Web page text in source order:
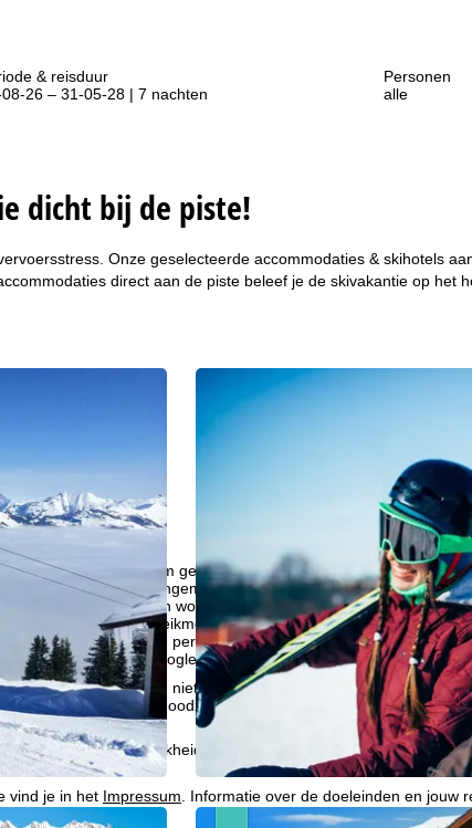
we cookies om gebruiksinformatie te verzamelen, die
worden aangemaakt op basis van uw activiteiten met
gebruiksprofielen worden gebruikt voor statistische
reclame en bereikmeting. Hiervoor hebben wij uw
van bepaalde persoonlijke gegevens aan derde
inhoudt, zoals Google of Microsoft in de VS.
u het gebruik van niet-functionele cookies en soortgelijke
die technisch noodzakelijk zijn en die nodig zijn voor de
cookies en de mogelijkheid om uw instellingen te wijzigen, vindt u
vind je in het Impressum. Informatie over de doeleinden en jouw
Privacy Policy.
& reisduur
26 – 31-05-28 | 7 nachten
Personen
alle
dicht bij de piste!
Onze geselecteerde accommodaties & skihotels
direct aan de piste beleef je de skivakantie op het